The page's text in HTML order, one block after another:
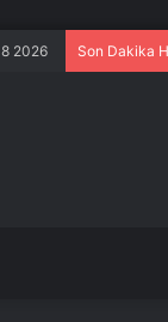
2026 Son Dakika